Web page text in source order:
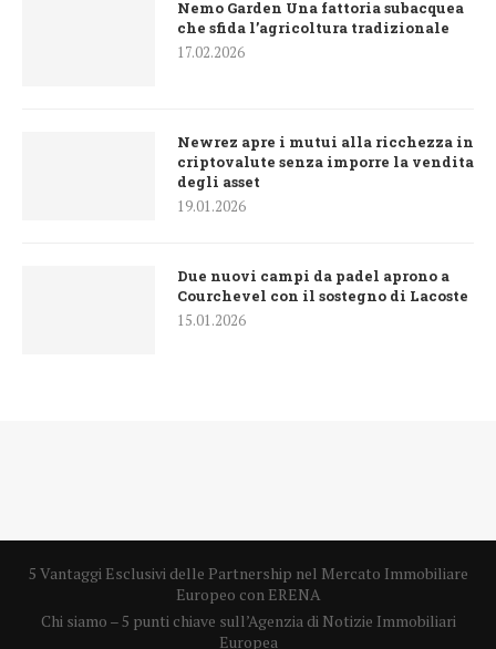
Nemo Garden Una fattoria subacquea
che sfida l’agricoltura tradizionale
17.02.2026
Newrez apre i mutui alla ricchezza in
criptovalute senza imporre la vendita
degli asset
19.01.2026
Due nuovi campi da padel aprono a
Courchevel con il sostegno di Lacoste
15.01.2026
5 Vantaggi Esclusivi delle Partnership nel Mercato Immobiliare
Europeo con ERENA
Chi siamo – 5 punti chiave sull’Agenzia di Notizie Immobiliari
Europea